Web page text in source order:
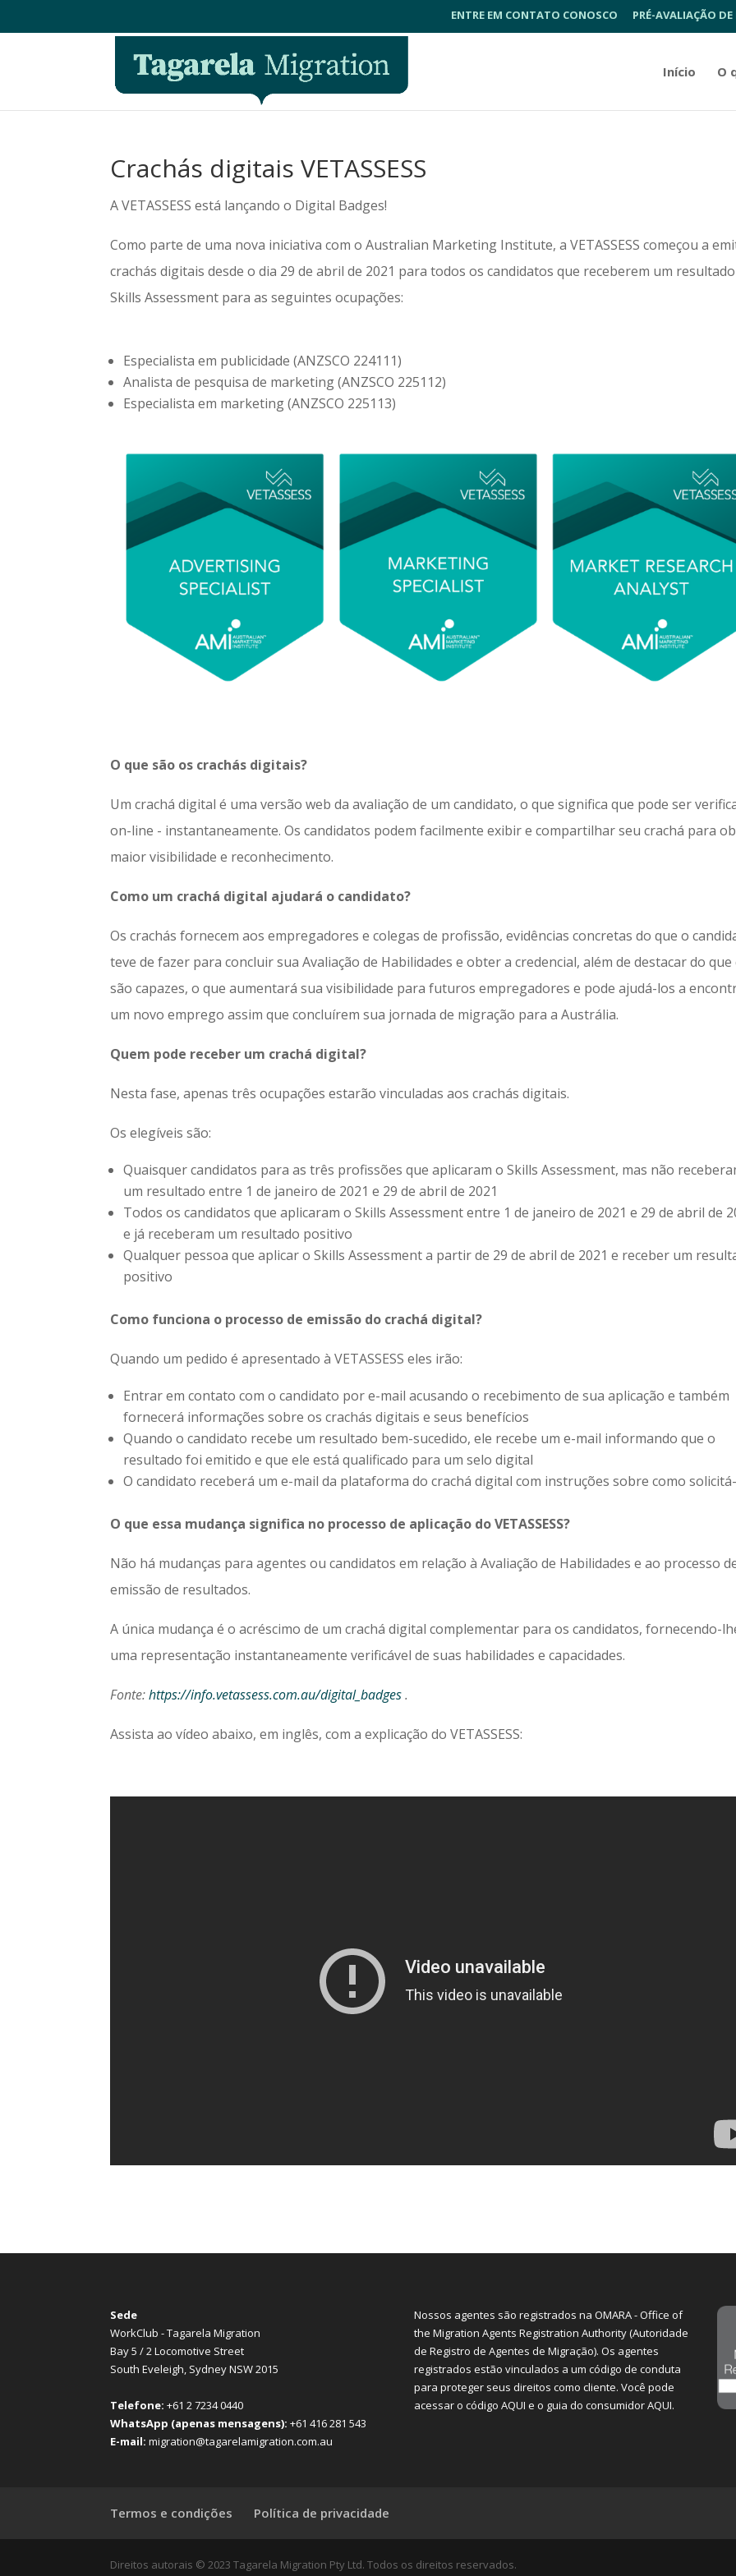
ENTRE EM CONTATO CONOSCO PRÉ-AVALIAÇÃO
Início O
Crachás digitais VETASSESS
A VETASSESS está lançando o Digital Badges!
Como parte de uma nova iniciativa com o Australian Marketing Institute, a VETASSESS começou a
crachás digitais desde o dia 29 de abril de 2021 para todos os candidatos que receberem um
Skills Assessment para as seguintes ocupações:
Especialista em publicidade (ANZSCO 224111)
Analista de pesquisa de marketing (ANZSCO 225112)
Especialista em marketing (ANZSCO 225113)
O que são os crachás digitais?
Um crachá digital é uma versão web da avaliação de um candidato, o que significa que pode ser
on-line - instantaneamente. Os candidatos podem facilmente exibir e compartilhar seu crachá para
maior visibilidade e reconhecimento.
Como um crachá digital ajudará o candidato?
Os crachás fornecem aos empregadores e colegas de profissão, evidências concretas do que o
teve de fazer para concluir sua Avaliação de Habilidades e obter a credencial, além de destacar do que
são capazes, o que aumentará sua visibilidade para futuros empregadores e pode ajudá-los a
um novo emprego assim que concluírem sua jornada de migração para a Austrália.
Quem pode receber um crachá digital?
Nesta fase, apenas três ocupações estarão vinculadas aos crachás digitais.
Os elegíveis são:
Quaisquer candidatos para as três profissões que aplicaram o Skills Assessment, mas não
um resultado entre 1 de janeiro de 2021 e 29 de abril de 2021
Todos os candidatos que aplicaram o Skills Assessment entre 1 de janeiro de 2021 e 29 de abril de
e já receberam um resultado positivo
Qualquer pessoa que aplicar o Skills Assessment a partir de 29 de abril de 2021 e receber um
positivo
Como funciona o processo de emissão do crachá digital?
Quando um pedido é apresentado à VETASSESS eles irão:
Entrar em contato com o candidato por e-mail acusando o recebimento de sua aplicação e também
fornecerá informações sobre os crachás digitais e seus benefícios
Quando o candidato recebe um resultado bem-sucedido, ele recebe um e-mail informando que o
resultado foi emitido e que ele está qualificado para um selo digital
O candidato receberá um e-mail da plataforma do crachá digital com instruções sobre como
O que essa mudança significa no processo de aplicação do VETASSESS?
Não há mudanças para agentes ou candidatos em relação à Avaliação de Habilidades e ao processo
emissão de resultados.
A única mudança é o acréscimo de um crachá digital complementar para os candidatos, fornecendo-
uma representação instantaneamente verificável de suas habilidades e capacidades.
Fonte:https://info.vetassess.com.au/digital_badges.
Assista ao vídeo abaixo, em inglês, com a explicação do VETASSESS:
Sede
WorkClub - Tagarela Migration
Bay 5 / 2 Locomotive Street
South Eveleigh, Sydney NSW 2015
Telefone: +61 2 7234 0440
WhatsApp (apenas mensagens): +61 416 281 543
E-mail: migration@tagarelamigration.com.au
Nossos agentes são registrados na OMARA - Office of
the Migration Agents Registration Authority (Autoridade
de Registro de Agentes de Migração). Os agentes
registrados estão vinculados a um código de conduta
para proteger seus direitos como cliente. Você pode
acessar o código AQUI e o guia do consumidorAQUI.
Termos e condições Política de privacidade
Direitos autorais © 2023 Tagarela Migration Pty Ltd. Todos os direitos reservados.